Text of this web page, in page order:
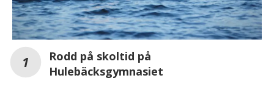
Rodd på skoltid på
Hulebäcksgymnasiet